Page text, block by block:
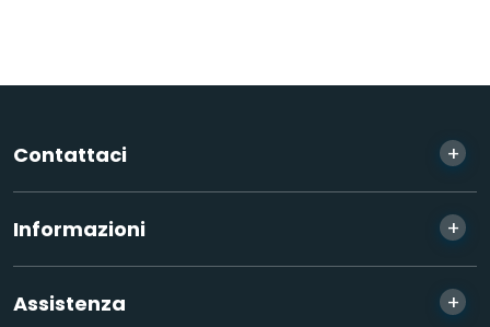
Contattaci +
Informazioni +
Assistenza +